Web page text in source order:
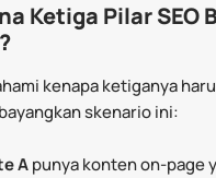
Ketiga Pilar SEO
kenapa ketiganya
skenario ini:
Apunya konten on-page